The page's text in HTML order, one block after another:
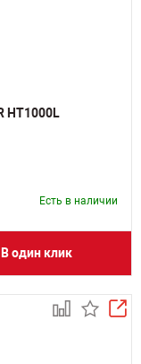
HT1000L
Есть в наличии
В один клик